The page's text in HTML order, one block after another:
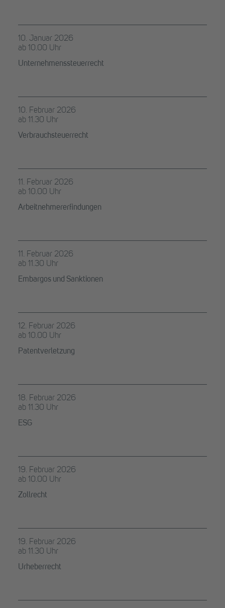
10. Januar 2026
ab 10.00 Uhr
Unternehmenssteuerrecht
10. Februar 2026
ab 11.30 Uhr
Verbrauchsteuerrecht
11. Februar 2026
ab 10.00 Uhr
Arbeitnehmererfindungen
11. Februar 2026
ab 11.30 Uhr
Embargos und Sanktionen
12. Februar 2026
ab 10.00 Uhr
Patentverletzung
18. Februar 2026
ab 11.30 Uhr
ESG
19. Februar 2026
ab 10.00 Uhr
Zollrecht
19. Februar 2026
ab 11.30 Uhr
Urheberrecht